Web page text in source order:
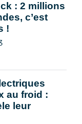
: 2 millions
c’est
!
au froid :
leur